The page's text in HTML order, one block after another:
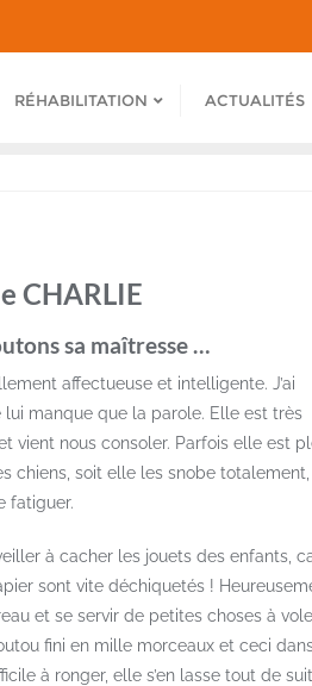
RÉHABILITATION ACTUALITÉS
CHARLIE
sa maîtresse …
affectueuse et intelligente. J’ai
manque que la parole. Elle est très
vient nous consoler. Parfois elle est
chiens, soit elle les snobe
fatiguer.
à cacher les jouets des enfants,
sont vite déchiquetés !
et se servir de petites choses à
fini en mille morceaux et ceci
à ronger, elle s’en lasse tout de